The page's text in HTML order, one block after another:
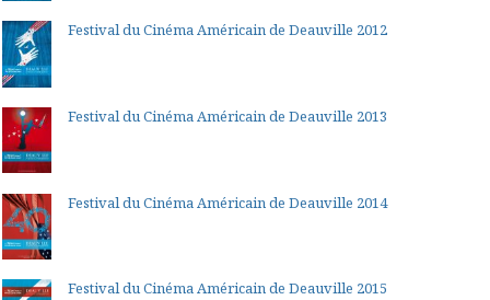
Festival du Cinéma Américain de Deauville 2012
Festival du Cinéma Américain de Deauville 2013
Festival du Cinéma Américain de Deauville 2014
Festival du Cinéma Américain de Deauville 2015